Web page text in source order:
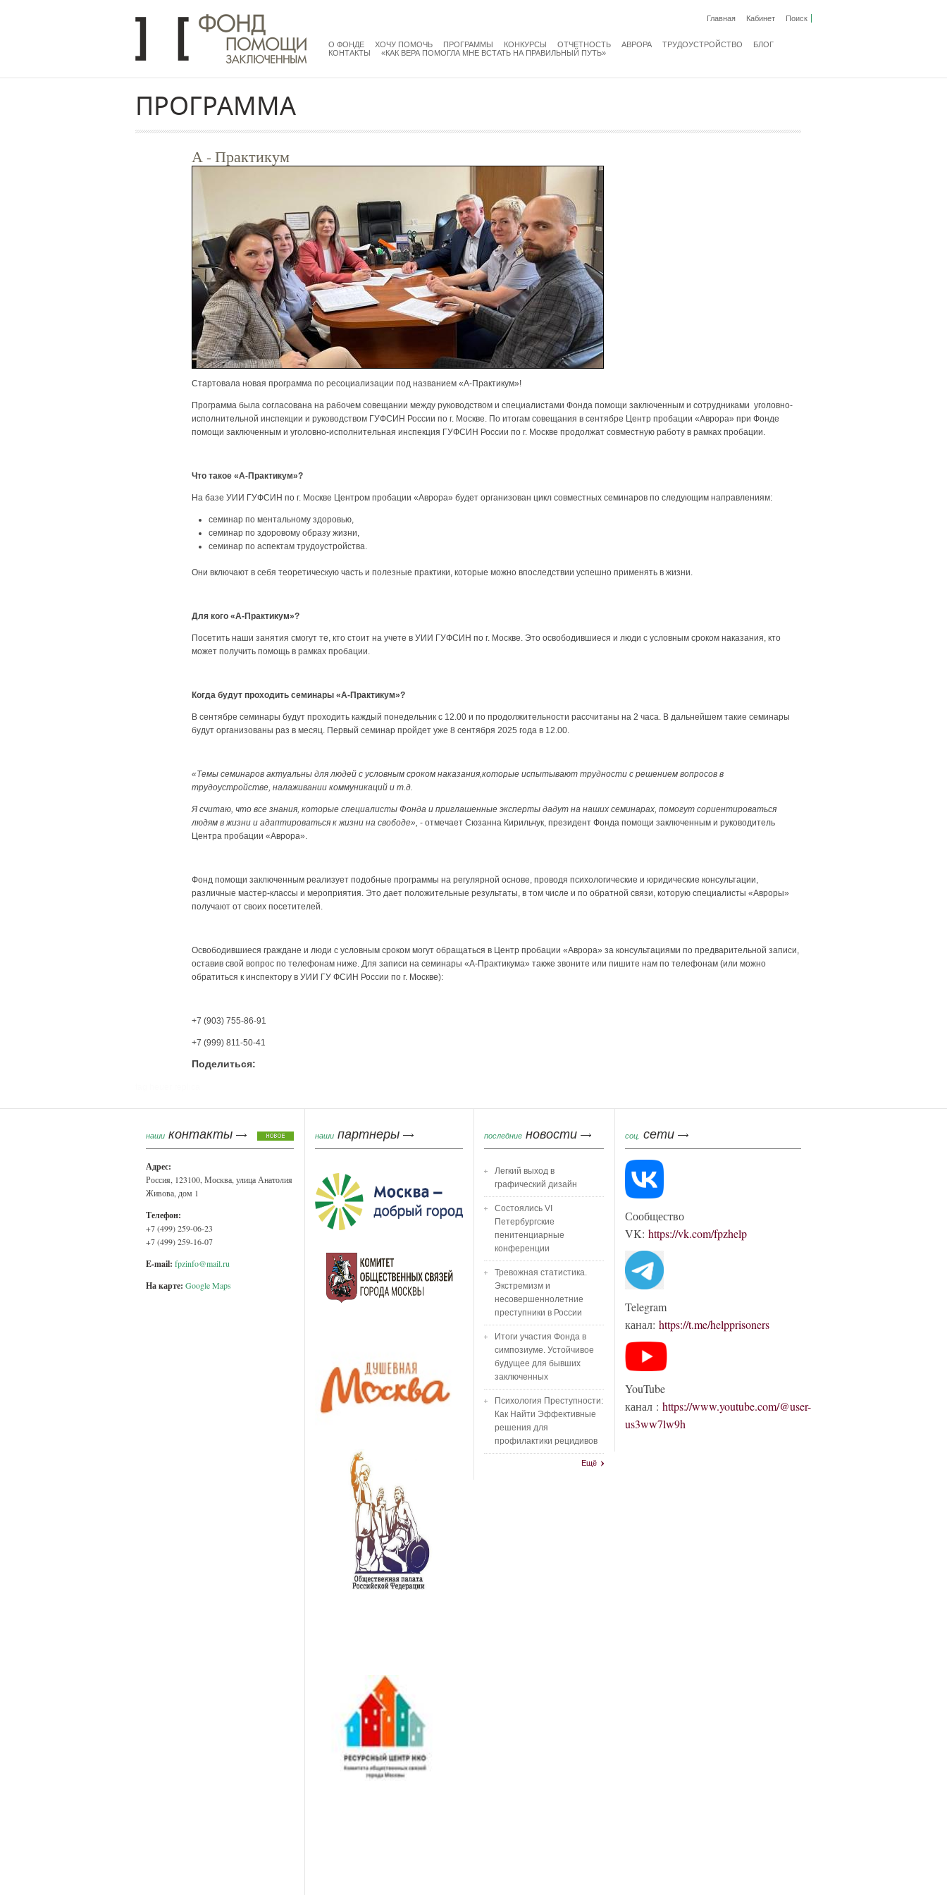
Главная Кабинет Поиск
mainmenu
О ФОНДЕ ХОЧУ ПОМОЧЬ ПРОГРАММЫ КОНКУРСЫ ОТЧЕТНОСТЬ АВРОРА ТРУДОУСТРОЙСТВО
БЛОГ
КОНТАКТЫ
«КАК ВЕРА ПОМОГЛА МНЕ ВСТАТЬ НА ПРАВИЛЬНЫЙ ПУТЬ»
ПРОГРАММА
А - Практикум
Стартовала новая программа по ресоциализации под названием «А-Практикум»!
Программа была согласована на рабочем совещании между руководством и специалистами Фонда помощи заключенным и сотрудниками уголовно-
исполнительной инспекции и руководством ГУФСИН России по г. Москве. По итогам совещания в сентябре Центр пробации «Аврора» при Фонде
помощи заключенным и уголовно-исполнительная инспекция ГУФСИН России по г. Москве продолжат совместную работу в рамках пробации.
Что такое «А-Практикум»?
На базе УИИ ГУФСИН по г. Москве Центром пробации «Аврора» будет организован цикл совместных семинаров по следующим направлениям:
семинар по ментальному здоровью,
семинар по здоровому образу жизни,
семинар по аспектам трудоустройства.
Они включают в себя теоретическую часть и полезные практики, которые можно впоследствии успешно применять в жизни.
Для кого «А-Практикум»?
Посетить наши занятия смогут те, кто стоит на учете в УИИ ГУФСИН по г. Москве. Это освободившиеся и люди с условным сроком наказания, кто
может получить помощь в рамках пробации.
Когда будут проходить семинары «А-Практикум»?
В сентябре семинары будут проходить каждый понедельник с 12.00 и по продолжительности рассчитаны на 2 часа. В дальнейшем такие семинары
будут организованы раз в месяц. Первый семинар пройдет уже 8 сентября 2025 года в 12.00.
«Темы семинаров актуальны для людей с условным сроком наказания,которые испытывают трудности с решением вопросов в
трудоустройстве, налаживании коммуникаций и т.д.
Я считаю, что все знания, которые специалисты Фонда и приглашенные эксперты дадут на наших семинарах, помогут сориентироваться
людям в жизни и адаптироваться к жизни на свободе», - отмечает Сюзанна Кирильчук, президент Фонда помощи заключенным и руководитель
Центра пробации «Аврора».
Фонд помощи заключенным реализует подобные программы на регулярной основе, проводя психологические и юридические консультации,
различные мастер-классы и мероприятия. Это дает положительные результаты, в том числе и по обратной связи, которую специалисты «Авроры»
получают от своих посетителей.
Освободившиеся граждане и люди с условным сроком могут обращаться в Центр пробации «Аврора» за консультациями по предварительной записи,
оставив свой вопрос по телефонам ниже. Для записи на семинары «А-Практикума» также звоните или пишите нам по телефонам (или можно
обратиться к инспектору в УИИ ГУ ФСИН России по г. Москве):
+7 (903) 755-86-91
+7 (999) 811-50-41
Поделиться:
наши контакты
Адрес:
Россия, 123100, Москва, улица Анатолия
Живова, дом 1
Телефон:
+7 (499) 259-06-23
+7 (499) 259-16-07
E-mail: fpzinfo@mail.ru
На карте: Google Maps
наши партнеры последние новости
Легкий выход в
графический дизайн
Состоялись VI
Петербургские
пенитенциарные
конференции
Тревожная статистика.
Экстремизм и
несовершеннолетние
преступники в России
Итоги участия Фонда в
симпозиуме. Устойчивое
будущее для бывших
заключенных
Психология Преступности:
Как Найти Эффективные
решения для
профилактики рецидивов
Ещё
соц. сети
Сообщество
VK: https://vk.com/fpzhelp
Telegram
канал: https://t.me/helpprisoners
YouTube
канал : https://www.youtube.com/@user-
us3ww7lw9h